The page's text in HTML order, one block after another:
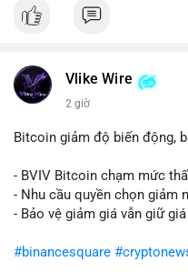
$btc
📰 Nguồn: Cointelegraph
Vlike Wire
2 giờ
Bitcoin giảm độ biến động,
- BVIV Bitcoin chạm mức
- Nhu cầu quyền chọn giảm
- Bảo vệ giảm giá vẫn giữ
#binancesquare